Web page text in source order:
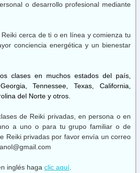
o desarrollo profesional mediante
cerca de ti o en línea y comienza tu
conciencia energética y un bienestar
clases en muchos estados del país,
Tennessee, Texas, California,
del Norte y otros.
de Reiki privadas, en persona o en
a uno o para tu grupo familiar o de
Reiki privadas por favor envía un correo
inglés haga clic aquí